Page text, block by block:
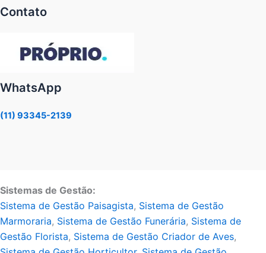
Contato
WhatsApp
(11) 93345-2139
Sistemas de Gestão:
Sistema de Gestão Paisagista, Sistema de Gestão
Marmoraria, Sistema de Gestão Funerária, Sistema de
Gestão Florista, Sistema de Gestão Criador de Aves,